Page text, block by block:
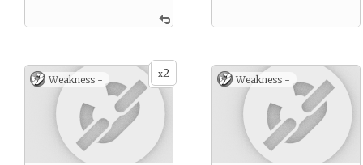
x2
Weakness - Weakness -